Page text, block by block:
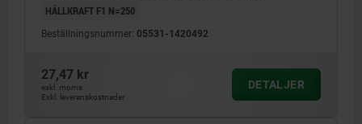
HÅLLKRAFT F1 N=250
Beställningsnummer: 05531-1420492
27,47 kr
exkl. moms
Exkl. leveranskostnader
DETALJER